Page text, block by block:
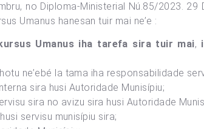
no Diploma-Ministerial Nú.85/2023.
Umanus hanesan tuir mai ne’e :
Umanus iha tarefa sira tuir mai,
ne’ebé la tama iha responsabilidade
sira husi Autoridade Munisípiu;
sira no avizu sira husi Autoridade
servisu munisípiu sira;